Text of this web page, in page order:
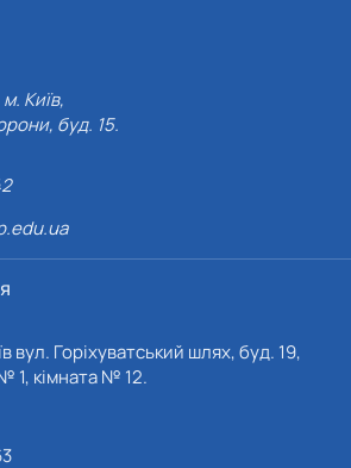
Київ,
буд. 15.
вул. Горіхуватський шлях, буд. 19,
1, кімната № 12.